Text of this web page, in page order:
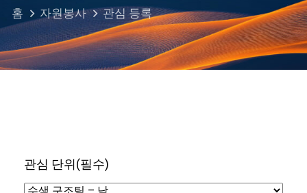
홈 자원봉사 관심 등록
관심 단위(필수)